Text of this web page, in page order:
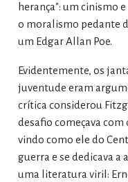
herança": um cinismo
o moralismo pedante
um Edgar Allan Poe.
Evidentemente, os
juventude eram
crítica considerou
desafio começava
vindo como ele do
guerra e se dedicava
uma literatura viril: